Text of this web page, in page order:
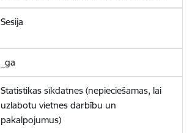
Sesija
_ga
Statistikas sīkdatnes (nepieciešamas, lai
uzlabotu vietnes darbību un
pakalpojumus)